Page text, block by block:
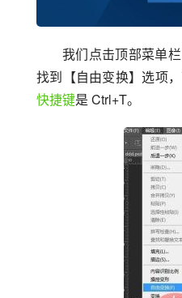
我们点击顶部菜单
找到【自由变换】选项
快捷键是 Ctrl+T。